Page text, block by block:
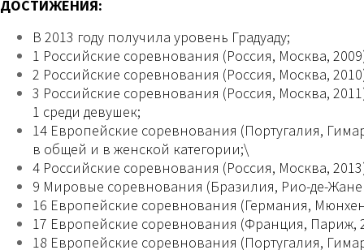
ДОСТИЖЕНИЯ:
В 2013 году получила уровень Градуаду;
1 Российские соревнования (Россия, Москва,
2 Российские соревнования (Россия, Москва,
3 Российские соревнования (Россия, Москва,
1 среди девушек;
14 Европейские соревнования (Португалия,
в общей и в женской категории;\
4 Российские соревнования (Россия, Москва,
9 Мировые соревнования (Бразилия, Рио-де-
16 Европейские соревнования (Германия,
17 Европейские соревнования (Франция, Париж,
18 Европейские соревнования (Португалия,